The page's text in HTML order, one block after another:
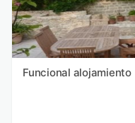
Funcional alojamiento